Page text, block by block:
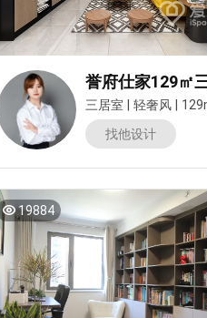
三居室 轻奢风
找他设计
19884